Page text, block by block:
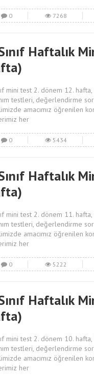
0 7268
Haftalık
mini test 2. dönem 12.
testleri, değerlendirme
amacımız öğrenilen
her
0 5434
Haftalık
mini test 2. dönem 11.
testleri, değerlendirme
amacımız öğrenilen
her
0 5222
Haftalık
mini test 2. dönem 10.
testleri, değerlendirme
amacımız öğrenilen
her